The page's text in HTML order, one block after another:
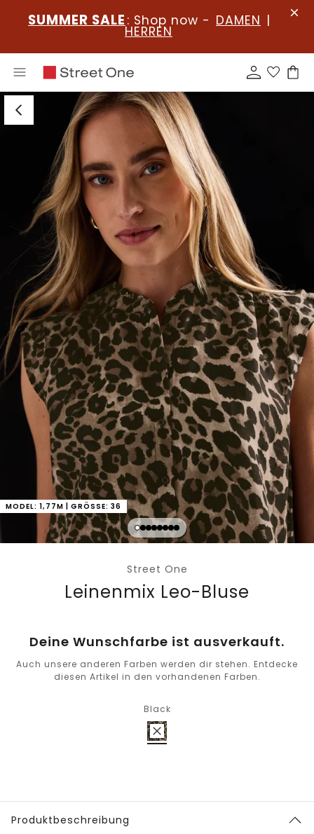
SUMMER SALE : Shop now - DAMEN |
HERREN
MODEL: 1,77M | GRÖSSE: 36
Street One
Leinenmix Leo-Bluse
Deine Wunschfarbe ist ausverkauft.
Auch unsere anderen Farben werden dir stehen. Entdecke
diesen Artikel in den vorhandenen Farben.
Black
Produktbeschreibung